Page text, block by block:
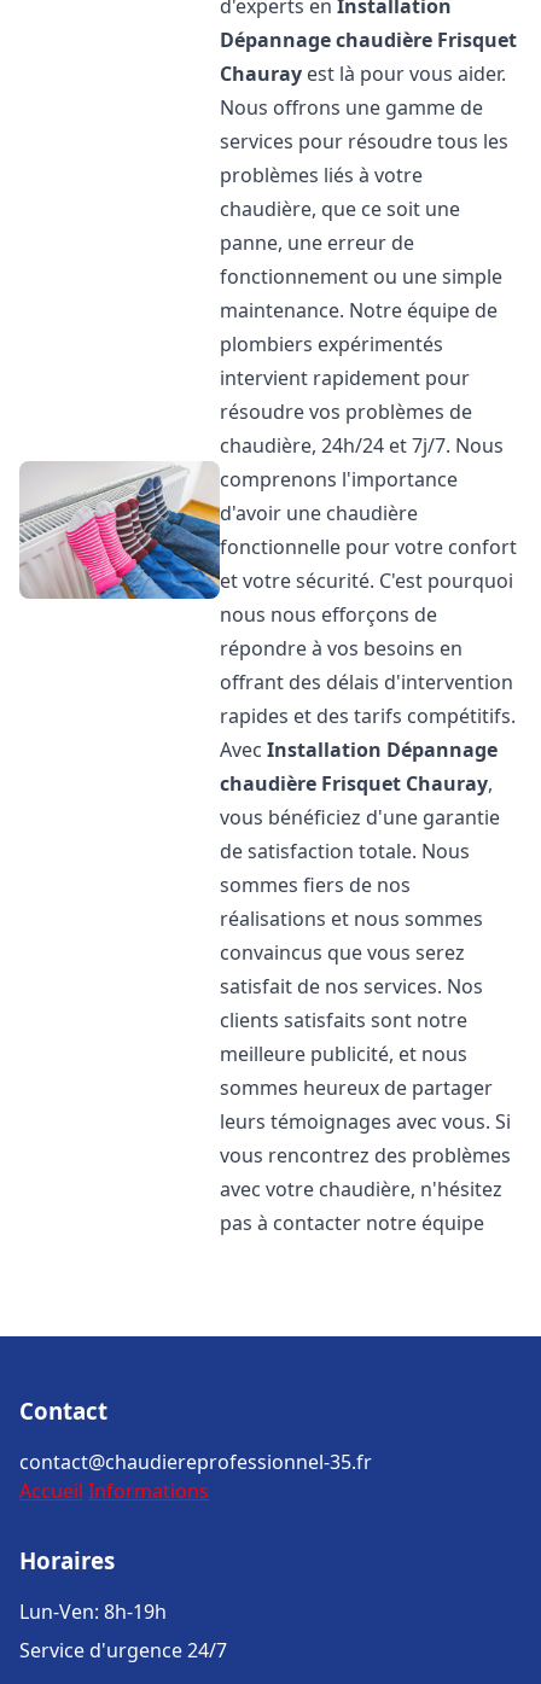
d'experts enInstallation
Dépannage chaudière Frisquet
Chauray est là pour vous aider.
Nous offrons une gamme de
services pour résoudre tous les
problèmes liés à votre
chaudière, que ce soit une
panne, une erreur de
fonctionnement ou une simple
maintenance. Notre équipe de
plombiers expérimentés
intervient rapidement pour
résoudre vos problèmes de
chaudière, 24h/24 et 7j/7. Nous
comprenons l'importance
d'avoir une chaudière
fonctionnelle pour votre confort
et votre sécurité. C'est pourquoi
nous nous efforçons de
répondre à vos besoins en
offrant des délais d'intervention
rapides et des tarifs compétitifs.
AvecInstallation Dépannage
chaudière Frisquet Chauray,
vous bénéficiez d'une garantie
de satisfaction totale. Nous
sommes fiers de nos
réalisations et nous sommes
convaincus que vous serez
satisfait de nos services. Nos
clients satisfaits sont notre
meilleure publicité, et nous
sommes heureux de partager
leurs témoignages avec vous. Si
vous rencontrez des problèmes
avec votre chaudière, n'hésitez
pas à contacter notre équipe
Contact
contact@chaudiereprofessionnel-35.fr
Accueil Informations
Horaires
Lun-Ven: 8h-19h
Service d'urgence 24/7